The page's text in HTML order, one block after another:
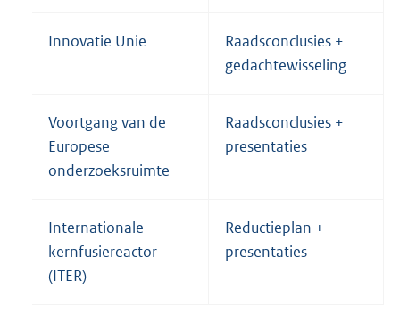
Innovatie Unie
Raadsconclusies +
gedachtewisseling
Voortgang van de
Europese
onderzoeksruimte
Raadsconclusies +
presentaties
Internationale
kernfusiereactor
(ITER)
Reductieplan +
presentaties